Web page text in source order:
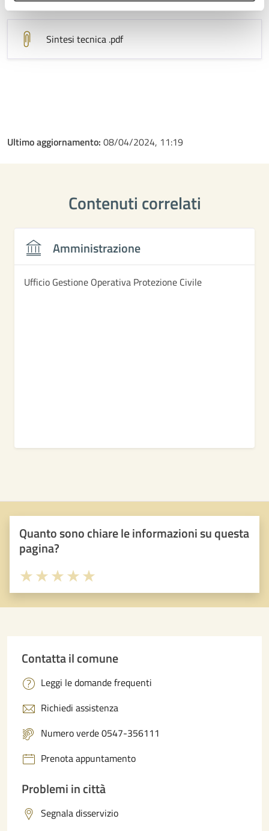
Sintesi tecnica .pdf
Ultimo aggiornamento: 08/04/2024, 11:19
Contenuti correlati
Amministrazione
Ufficio Gestione Operativa Protezione Civile
Quanto sono chiare le informazioni su questa
pagina?
Valuta 5 stelle su 5
Valuta 4 stelle su 5
Valuta 3 stelle su 5
Valuta 2 stelle su 5
Valuta 1 stelle su 5
Contatta il comune
Leggi le domande frequenti
Richiedi assistenza
Numero verde 0547-356111
Prenota appuntamento
Problemi in città
Segnala disservizio